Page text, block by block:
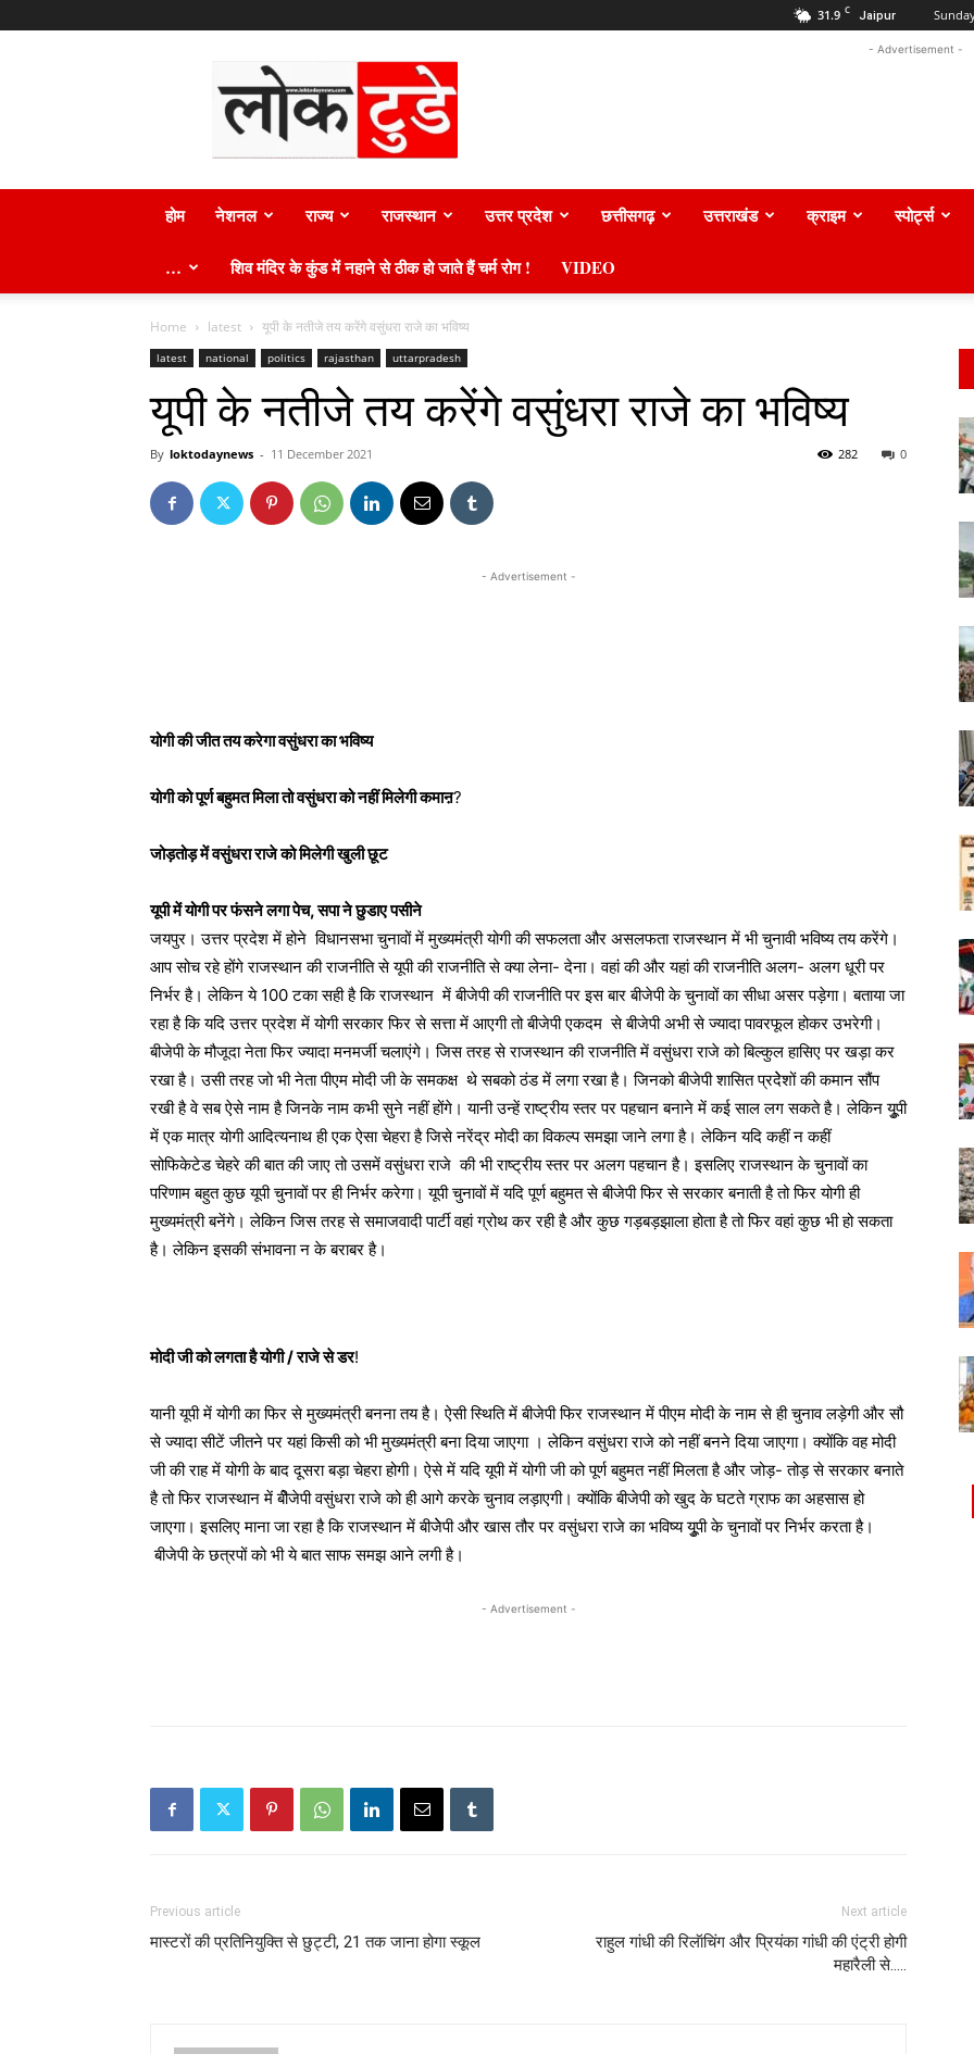
31.9 C Jaipur
टुडे
न्यूज़
- Advertisement -
होम नेशनल राज्य राजस्थान उत्तर प्रदेश छत्तीसगढ़ उत्तराखंड क्राइम स्पोर्ट्स
… शिव मंदिर के कुंड में नहाने से ठीक हो जाते हैं चर्म रोग ! VIDEO
Home latest यूपी के नतीजे तय करेंगे वसुंधरा राजे का भविष्य
latest national politics rajasthan uttarpradesh
यूपी के नतीजे तय करेंगे वसुंधरा राजे का भविष्य
By loktodaynews - 11 December 2021 0
282
- Advertisement -
योगी की जीत तय करेगा वसुंधरा का भविष्य
योगी को पूर्ण बहुमत मिला तो वसुंधरा को नहीं मिलेगी कमाऩ?
जोड़तोड़ में वसुंधरा राजे को मिलेगी खुली छूट
यूपी में योगी पर फंसने लगा पेच, सपा ने छुडाए पसीने
जयपुर। उत्तर प्रदेश में होने विधानसभा चुनावों में मुख्यमंत्री योगी की सफलता और असलफता राजस्थान में भी चुनावी भविष्य तय करेंगे।
आप सोच रहे होंगे राजस्थान की राजनीति से यूपी की राजनीति से क्या लेना- देना। वहां की और यहां की राजनीति अलग- अलग धूरी पर
निर्भर है। लेकिन ये 100 टका सही है कि राजस्थान में बीजेपी की राजनीति पर इस बार बीजेपी के चुनावों का सीधा असर पड़ेगा। बताया जा
रहा है कि यदि उत्तर प्रदेश में योगी सरकार फिर से सत्ता में आएगी तो बीजेपी एकदम से बीजेपी अभी से ज्यादा पावरफूल होकर उभरेगी।
बीजेपी के मौजूदा नेता फिर ज्यादा मनमर्जी चलाएंगे। जिस तरह से राजस्थान की राजनीति में वसुंधरा राजे को बिल्कुल हासिए पर खड़ा कर
रखा है। उसी तरह जो भी नेता पीएम मोदी जी के समकक्ष थे सबको ठंड में लगा रखा है। जिनको बीजेपी शासित प्रदेेशों की कमान सौंप
रखी है वे सब ऐसे नाम है जिनके नाम कभी सुने नहीं होंगे। यानी उन्हें राष्ट्रीय स्तर पर पहचान बनाने में कई साल लग सकते है। लेकिन युूपी
में एक मात्र योगी आदित्यनाथ ही एक ऐसा चेहरा है जिसे नरेंद्र मोदी का विकल्प समझा जाने लगा है। लेकिन यदि कहीं न कहीं
सोफिकेटेड चेहरे की बात की जाए तो उसमें वसुंधरा राजे की भी राष्ट्रीय स्तर पर अलग पहचान है। इसलिए राजस्थान के चुनावों का
परिणाम बहुत कुछ यूपी चुनावों पर ही निर्भर करेगा। यूपी चुनावों में यदि पूर्ण बहुमत से बीजेपी फिर से सरकार बनाती है तो फिर योगी ही
मुख्यमंत्री बनेंगे। लेकिन जिस तरह से समाजवादी पार्टी वहां ग्रोथ कर रही है और कुछ गड़बड़झाला होता है तो फिर वहां कुछ भी हो सकता
है। लेकिन इसकी संभावना न के बराबर है।
मोदी जी को लगता है योगी / राजे से डर!
यानी यूपी में योगी का फिर से मुख्यमंत्री बनना तय है। ऐसी स्थिति में बीजेपी फिर राजस्थान में पीएम मोदी के नाम से ही चुनाव लड़ेगी और सौ
से ज्यादा सीटें जीतने पर यहां किसी को भी मुख्यमंत्री बना दिया जाएगा । लेकिन वसुंधरा राजे को नहीं बनने दिया जाएगा। क्योंकि वह मोदी
जी की राह में योगी के बाद दूसरा बड़ा चेहरा होगी। ऐसे में यदि यूपी में योगी जी को पूर्ण बहुमत नहीं मिलता है और जोड़- तोड़ से सरकार बनाते
है तो फिर राजस्थान में बीेजेपी वसुंधरा राजे को ही आगे करके चुनाव लड़ाएगी। क्योंकि बीजेपी को खुद के घटते ग्राफ का अहसास हो
जाएगा। इसलिए माना जा रहा है कि राजस्थान में बीजेेपी और खास तौर पर वसुंधरा राजे का भविष्य युूपी के चुनावों पर निर्भर करता है।
बीजेपी के छत्रपों को भी ये बात साफ समझ आने लगी है।
- Advertisement -
Previous article
मास्टरों की प्रतिनियुक्ति से छुट्टी, 21 तक जाना होगा स्कूल
Next article
राहुल गांधी की रिलॅाचिंग और प्रियंका गांधी की एंट्री होगी
महारैली से…..